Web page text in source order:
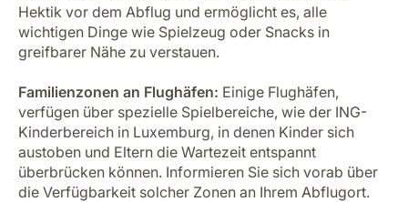
Hektik vor dem Abflug und ermöglicht es, alle
wichtigen Dinge wie Spielzeug oder Snacks in
greifbarer Nähe zu verstauen.
Familienzonen an Flughäfen: Einige Flughäfen,
verfügen über spezielle Spielbereiche, wie der ING-
Kinderbereich in Luxemburg, in denen Kinder sich
austoben und Eltern die Wartezeit entspannt
überbrücken können. Informieren Sie sich vorab über
die Verfügbarkeit solcher Zonen an Ihrem Abflugort.